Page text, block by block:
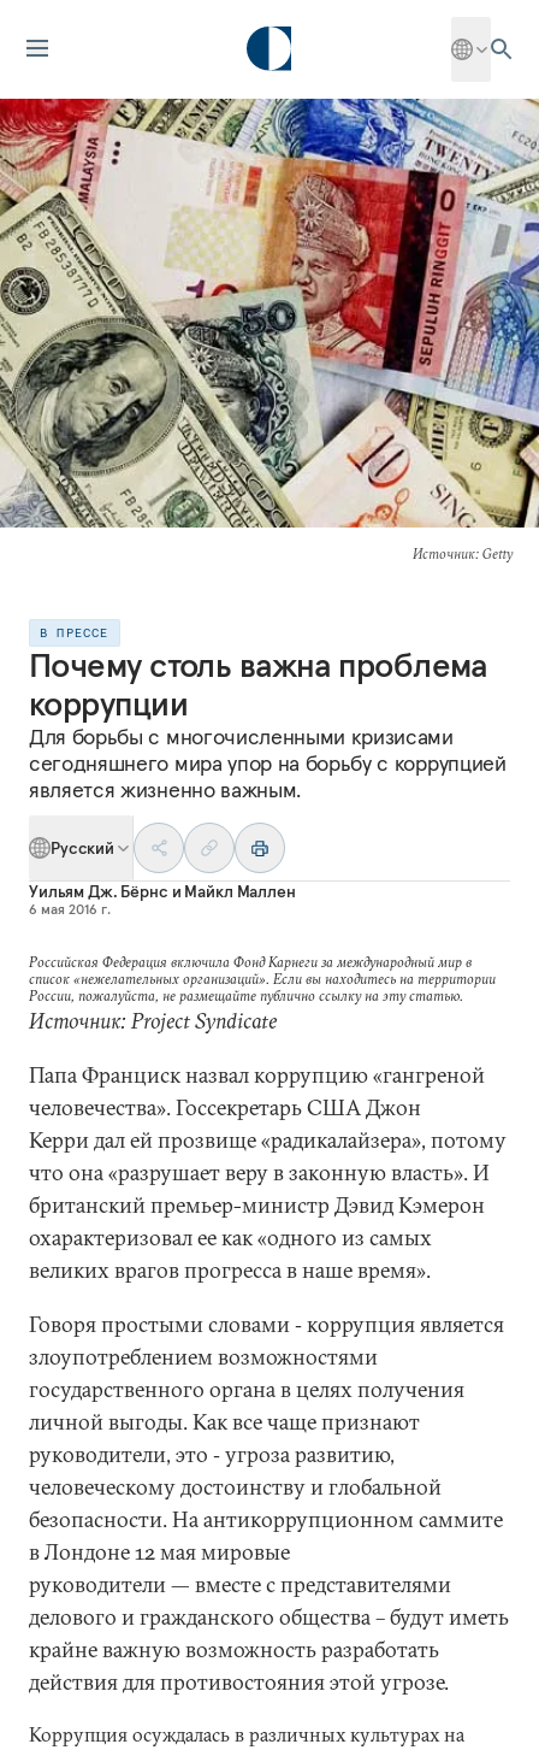
Источник: Getty
В ПРЕССЕ
Почему столь важна проблема
коррупции
Для борьбы с многочисленными кризисами
сегодняшнего мира упор на борьбу с коррупцией
является жизненно важным.
Русский
Уильям Дж. Бёрнс и Майкл Маллен
6 мая 2016 г.
Российская Федерация включила Фонд Карнеги за международный мир в
список «нежелательных организаций». Если вы находитесь на территории
России, пожалуйста, не размещайте публично ссылку на эту статью.
Источник: Project Syndicate
Папа Франциск назвал коррупцию «гангреной
человечества». Госсекретарь США Джон
Керри дал ей прозвище «радикалайзера», потому
что она «разрушает веру в законную власть». И
британский премьер-министр Дэвид Кэмерон
охарактеризовал ее как «одного из самых
великих врагов прогресса в наше время».
Говоря простыми словами ‑ коррупция является
злоупотреблением возможностями
государственного органа в целях получения
личной выгоды. Как все чаще признают
руководители, это ‑ угроза развитию,
человеческому достоинству и глобальной
безопасности. На антикоррупционном саммите
в Лондоне 12 мая мировые
руководители — вместе с представителями
делового и гражданского общества – будут иметь
крайне важную возможность разработать
действия для противостояния этой угрозе.
Коррупция осуждалась в различных культурах на